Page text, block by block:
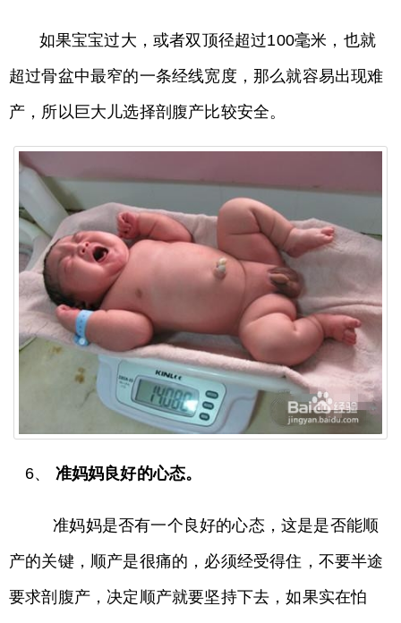
如果宝宝过大，或者双顶径超过100毫米，也就
超过骨盆中最窄的一条经线宽度，那么就容易出现难
产，所以巨大儿选择剖腹产比较安全。
6、 准妈妈良好的心态。
准妈妈是否有一个良好的心态，这是是否能顺
产的关键，顺产是很痛的，必须经受得住，不要半途
要求剖腹产，决定顺产就要坚持下去，如果实在怕